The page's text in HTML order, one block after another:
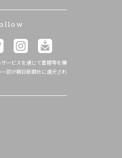
ービスを通じて書籍等を購
部が朝日新聞社に還元され